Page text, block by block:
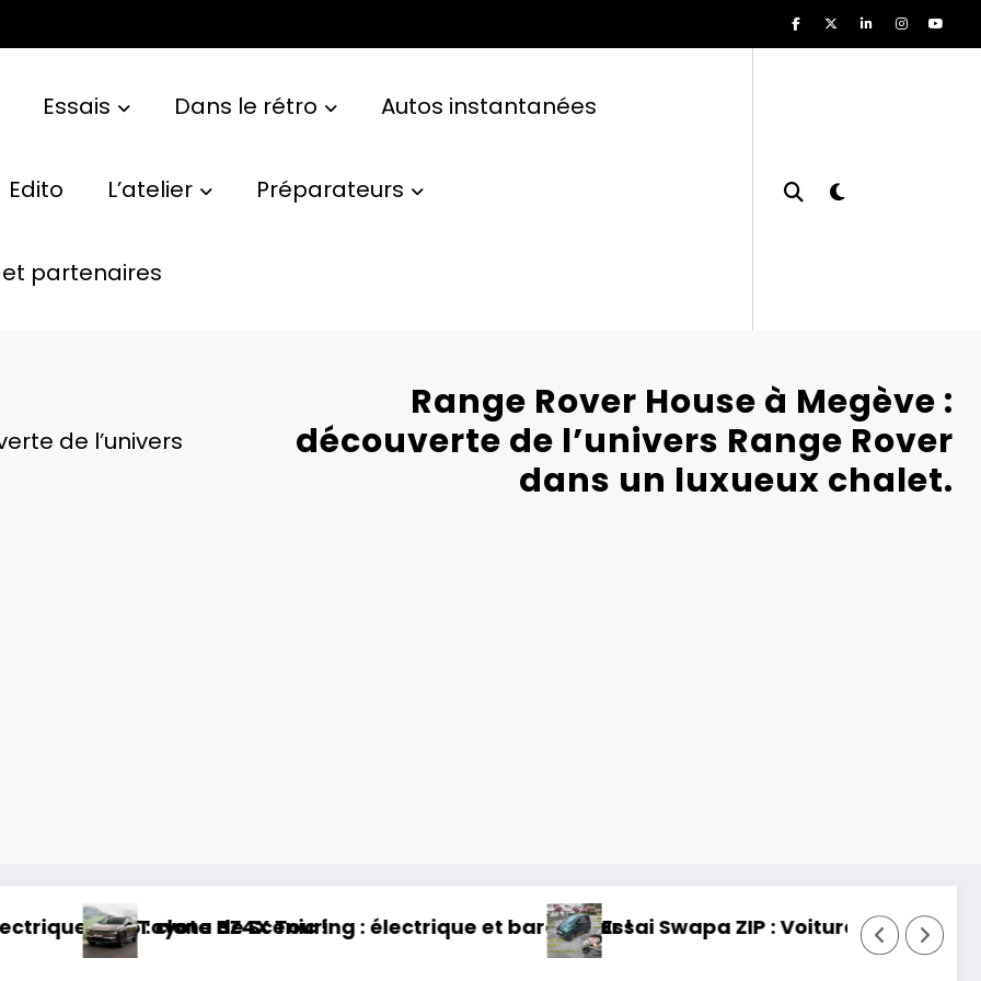
Essais Dans le rétro Autos instantanées
Edito L’atelier Préparateurs
partenaires
de l’univers
Range Rover House à Megève :
découverte de l’univers Range Rover
dans un luxueux chalet.
et baroudeur !Essai Swapa ZIP : Voiture sans permis, mais fun !Essai Toyota RAV 4 2026 : 32